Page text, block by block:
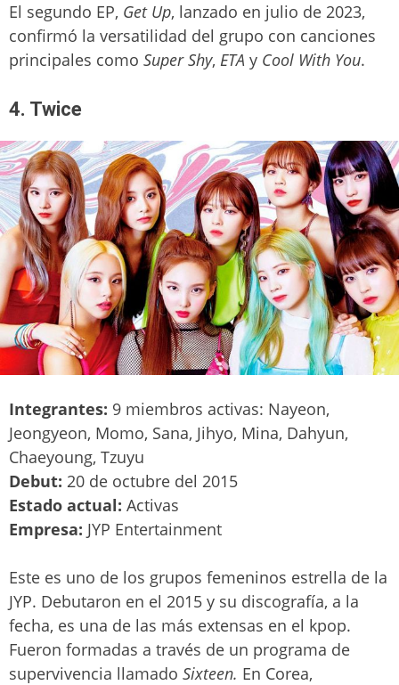
El segundo EP, Get Up, lanzado en julio de 2023,
confirmó la versatilidad del grupo con canciones
principales como Super Shy, ETA y Cool With You.
4. Twice
Integrantes: 9 miembros activas: Nayeon,
Jeongyeon, Momo, Sana, Jihyo, Mina, Dahyun,
Chaeyoung, Tzuyu
Debut: 20 de octubre del 2015
Estado actual: Activas
Empresa: JYP Entertainment
Este es uno de los grupos femeninos estrella de la
JYP. Debutaron en el 2015 y su discografía, a la
fecha, es una de las más extensas en el kpop.
Fueron formadas a través de un programa de
supervivencia llamado Sixteen. En Corea,